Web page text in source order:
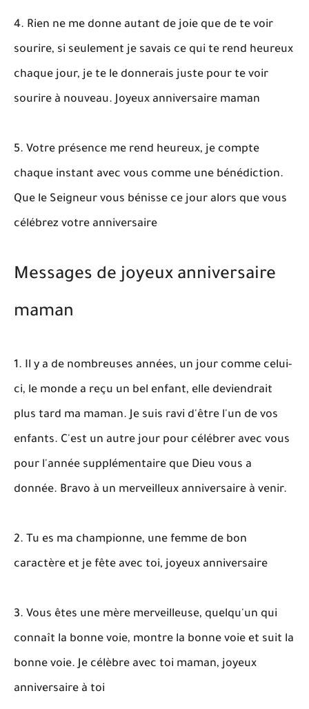
4. Rien ne me donne autant de joie que de te voir
sourire, si seulement je savais ce qui te rend heureux
chaque jour, je te le donnerais juste pour te voir
sourire à nouveau. Joyeux anniversaire maman
5. Votre présence me rend heureux, je compte
chaque instant avec vous comme une bénédiction.
Que le Seigneur vous bénisse ce jour alors que vous
célébrez votre anniversaire
Messages de joyeux anniversaire
maman
1. Il y a de nombreuses années, un jour comme celui-
ci, le monde a reçu un bel enfant, elle deviendrait
plus tard ma maman. Je suis ravi d'être l'un de vos
enfants. C'est un autre jour pour célébrer avec vous
pour l'année supplémentaire que Dieu vous a
donnée. Bravo à un merveilleux anniversaire à venir.
2. Tu es ma championne, une femme de bon
caractère et je fête avec toi, joyeux anniversaire
3. Vous êtes une mère merveilleuse, quelqu'un qui
connaît la bonne voie, montre la bonne voie et suit la
bonne voie. Je célèbre avec toi maman, joyeux
anniversaire à toi